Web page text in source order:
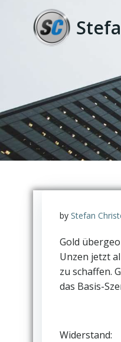
springen
by Stefan
Gold
Unzen jetzt
zu schaffen.
das Basis-